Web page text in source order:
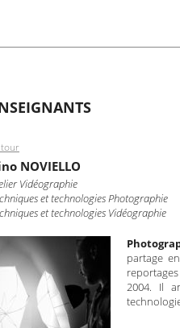
NOVIELLO
Vidéographie
et technologies Photographie
et technologies Vidéographie
partage
2004. Il